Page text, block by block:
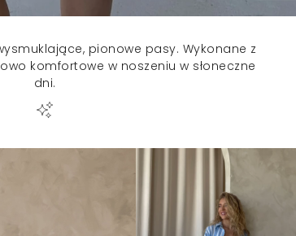
pionowe pasy. Wykonane z
komfortowe w noszeniu w słoneczne
dni.